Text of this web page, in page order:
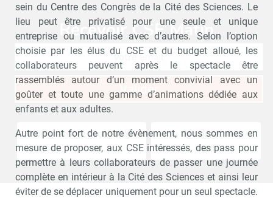
sein du Centre des Congrès de la Cité des Sciences. Le
lieu peut être privatisé pour une seule et unique
entreprise ou mutualisé avec d’autres. Selon l’option
choisie par les élus du CSE et du budget alloué, les
collaborateurs peuvent après le spectacle être
rassemblés autour d’un moment convivial avec un
goûter et toute une gamme d’animations dédiée aux
enfants et aux adultes.
Autre point fort de notre évènement, nous sommes en
mesure de proposer, aux CSE intéressés, des pass pour
permettre à leurs collaborateurs de passer une journée
complète en intérieur à la Cité des Sciences et ainsi leur
éviter de se déplacer uniquement pour un seul spectacle.
Recevoir CSE MatinAbonnez-
Valider
Non merci, je reçois déjà
!
Je déciderai plus
tard